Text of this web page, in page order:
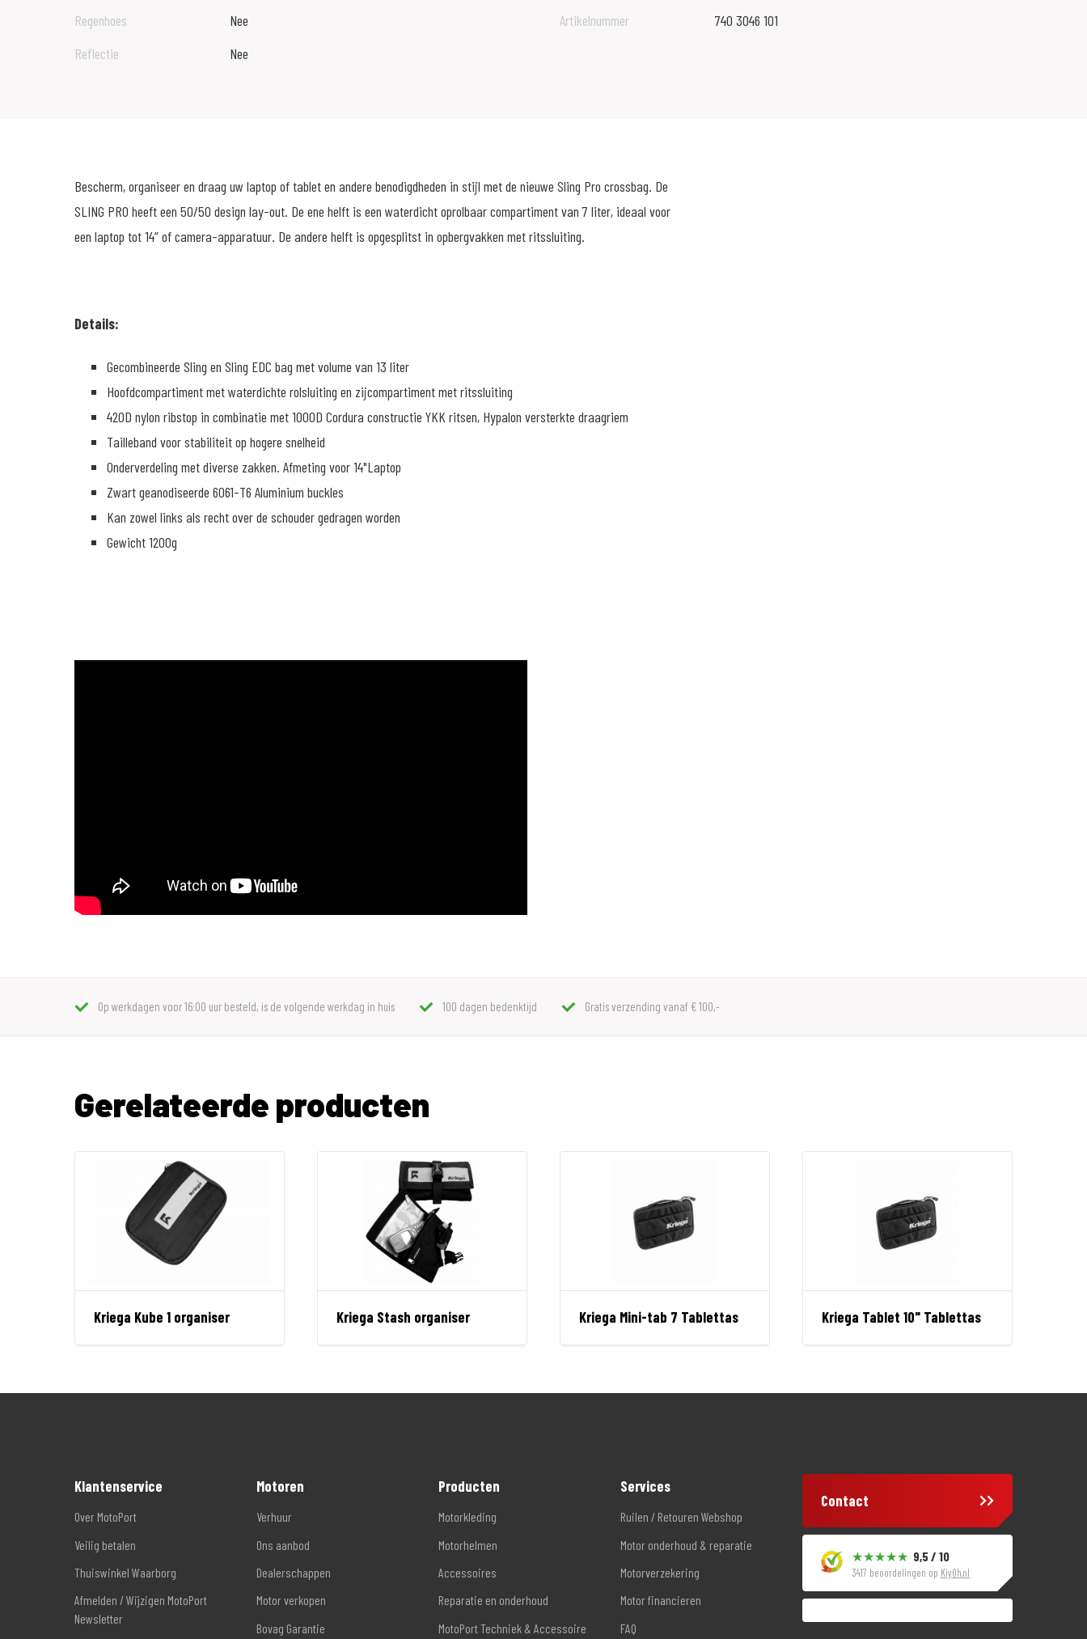
Regenhoes
Nee
Reflectie
Nee
Artikelnummer
740 3046 101
Bescherm, organiseer en draag uw laptop of tablet en andere benodigdheden in stijl met de nieuwe Sling Pro crossbag. De
SLING PRO heeft een 50/50 design lay-out. De ene helft is een waterdicht oprolbaar compartiment van 7 liter, ideaal voor
een laptop tot 14” of camera-apparatuur. De andere helft is opgesplitst in opbergvakken met ritssluiting.
Details:
Gecombineerde Sling en Sling EDC bag met volume van 13 liter
Hoofdcompartiment met waterdichte rolsluiting en zijcompartiment met ritssluiting
420D nylon ribstop in combinatie met 1000D Cordura constructie YKK ritsen, Hypalon versterkte draagriem
Tailleband voor stabiliteit op hogere snelheid
Onderverdeling met diverse zakken. Afmeting voor 14"Laptop
Zwart geanodiseerde 6061-T6 Aluminium buckles
Kan zowel links als recht over de schouder gedragen worden
Gewicht 1200g
Op werkdagen voor 16:00 uur besteld, is de volgende werkdag in huis 100 dagen bedenktijd Gratis verzending vanaf € 100,-
Gerelateerde producten
Kriega Kube 1 organiser Kriega Stash organiser Kriega Mini-tab 7 Tablettas Kriega Tablet 10" Tablettas
Klantenservice
Over MotoPort
Veilig betalen
Thuiswinkel Waarborg
Afmelden / Wijzigen MotoPort
Newsletter
Motoren
Verhuur
Ons aanbod
Dealerschappen
Motor verkopen
Bovag Garantie
Producten
Motorkleding
Motorhelmen
Accessoires
Reparatie en onderhoud
MotoPort Techniek & Accessoire
Services
Ruilen / Retouren Webshop
Motor onderhoud & reparatie
Motorverzekering
Motor financieren
FAQ
Contact
9,5 / 10
3417 beoordelingen op KiyOh.nl